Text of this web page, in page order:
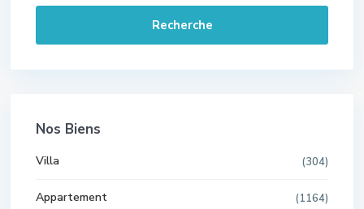
Recherche
Nos Biens
Villa (304)
Appartement (1164)